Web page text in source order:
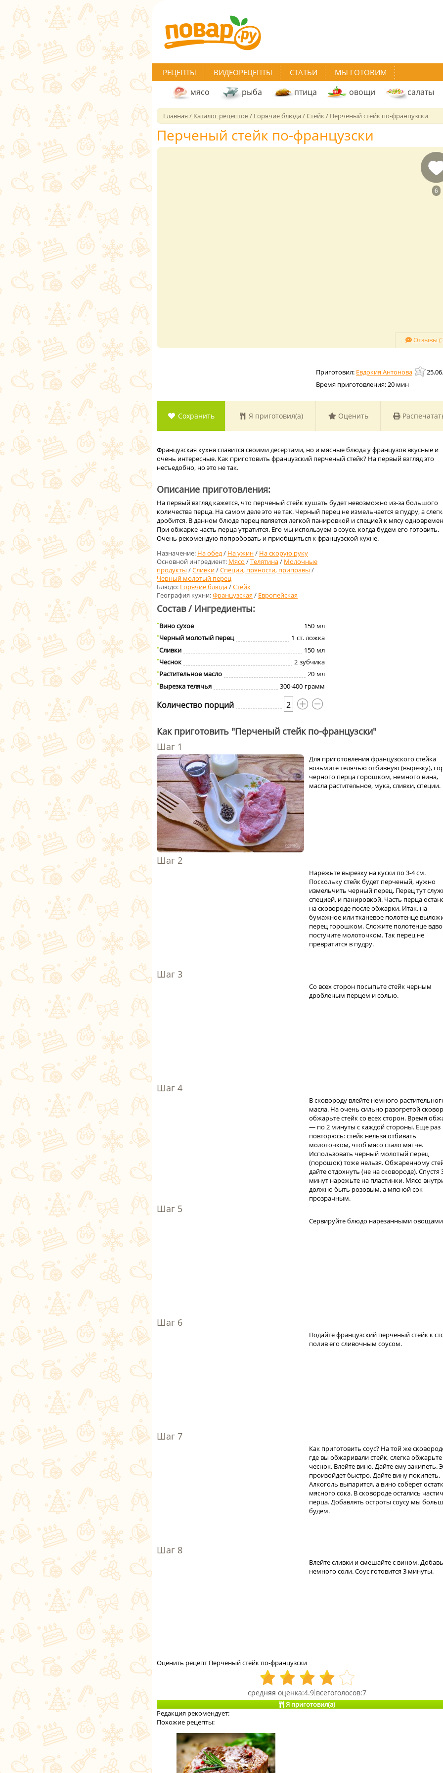
РЕЦЕПТЫ ВИДЕОРЕЦЕПТЫ СТАТЬИ МЫ ГОТОВИМ
мясо рыба птица овощи салаты
Главная / Каталог рецептов/ Горячие блюда/Стейк/ Перченый стейк по-французски
Перченый стейк по-французски
Отзывы
6
Евдокия Антонова
Время приготовления:20 мин
Сохранить Я приготовил(а) Оценить
Французская кухня славится своими десертами, но и мясные блюда у французов вкусные и
очень интересные. Как приготовить французский перченый стейк? На первый взгляд это
несъедобно, но это не так.
Описание приготовления:
На первый взгляд кажется, что перченый стейк кушать будет невозможно из-за большого
количества перца. На самом деле это не так. Черный перец не измельчается в пудру, а
дробится. В данном блюде перец является легкой панировкой и специей к мясу
При обжарке часть перца утратится. Его мы используем в соусе, когда будем его готовить.
Очень рекомендую попробовать и приобщиться к французской кухне.
Назначение: На обед/ На ужин/ На скорую руку
Основной ингредиент: Мясо /Телятина/ Молочные
продукты /Сливки/Специи, пряности, приправы /
Черный молотый перец
Блюдо: Горячие блюда/Стейк
География кухни:Французская/ Европейская
Состав / Ингредиенты:
Вино сухое 150 мл
Черный молотый перец
1 ст. ложка
Сливки
150 мл
Чеснок
2 зубчика
Растительное масло
20 мл
Вырезка телячья
300-400 грамм
Количество порций 2
Как приготовить "Перченый стейк по-французски"
Для приготовления французского стейка
возьмите телячью отбивную (вырезку),
черного перца горошком, немного вина,
масла растительное, мука, сливки, специи.
Нарежьте вырезку на куски по 3-4 см.
Поскольку стейк будет перченый, нужно
измельчить черный перец. Перец тут
специей, и панировкой. Часть перца
на сковороде после обжарки. Итак, на
бумажное или тканевое полотенце
перец горошком. Сложите полотенце
постучите молоточком. Так перец не
превратится в пудру.
Со всех сторон посыпьте стейк черным
дробленым перцем и солью.
В сковороду влейте немного
масла. На очень сильно разогретой
обжарьте стейк со всех сторон. Время
— по 2 минуты с каждой стороны. Еще раз
повторюсь: стейк нельзя отбивать
молоточком, чтоб мясо стало мягче.
Использовать черный молотый перец
(порошок) тоже нельзя. Обжаренному
дайте отдохнуть (не на сковороде). Спустя
минут нарежьте на пластинки. Мясо
должно быть розовым, а мясной сок —
прозрачным.
Сервируйте блюдо нарезанными
Подайте французский перченый стейк к
полив его сливочным соусом.
Как приготовить соус? На той же
где вы обжаривали стейк, слегка обжарьте
чеснок. Влейте вино. Дайте ему закипеть.
произойдет быстро. Дайте вину покипеть.
Алкоголь выпарится, а вино соберет
мясного сока. В сковороде остались
перца. Добавлять остроты соусу мы
будем.
Влейте сливки и смешайте с вином.
немного соли. Соус готовится 3 минуты.
Оценить рецепт Перченый стейк по-французски
4.9 7
Я приготовил(а)
Редакция рекомендует:
Похожие рецепты: